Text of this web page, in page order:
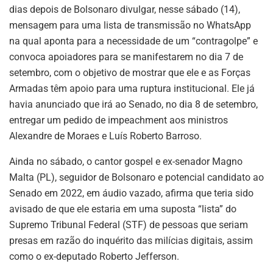
dias depois de Bolsonaro divulgar, nesse sábado (14),
mensagem para uma lista de transmissão no WhatsApp
na qual aponta para a necessidade de um “contragolpe” e
convoca apoiadores para se manifestarem no dia 7 de
setembro, com o objetivo de mostrar que ele e as Forças
Armadas têm apoio para uma ruptura institucional. Ele já
havia anunciado que irá ao Senado, no dia 8 de setembro,
entregar um pedido de impeachment aos ministros
Alexandre de Moraes e Luís Roberto Barroso.
Ainda no sábado, o cantor gospel e ex-senador Magno
Malta (PL), seguidor de Bolsonaro e potencial candidato ao
Senado em 2022, em áudio vazado, afirma que teria sido
avisado de que ele estaria em uma suposta “lista” do
Supremo Tribunal Federal (STF) de pessoas que seriam
presas em razão do inquérito das milícias digitais, assim
como o ex-deputado Roberto Jefferson.